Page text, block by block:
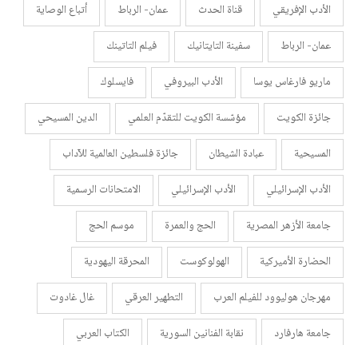
الأدب الإفريقي
قناة الحدث عمان- الرباط
أتباع الوصاية
عمان- الرباط
سفينة التايتانيك
فيلم التاتينك
ماريو فارغاس يوسا
الأدب البيروفي
فايسلوك
جائزة الكويت
مؤسّسة الكويت للتقدّم العلمي
الدين المسيحي
المسيحية
عبادة الشيطان
جائزة فلسطين العالمية للآداب
الأدب الإسرائيلي
الأدب الإسرائيلي
الامتحانات الرسمية
جامعة الأزهر المصرية
الحج والعمرة
موسم الحج
الحضارة الأميركية
الهولوكوست
المحرقة اليهودية
مهرجان هوليوود للفيلم العرب
التطهير العرقي
غال غادوت
جامعة هارفارد
نقابة الفنانين السورية
الكتاب العربي